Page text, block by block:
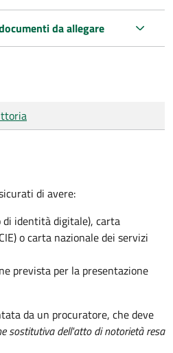
da allegare
di avere:
di identità digitale), carta
o carta nazionale dei servizi
prevista per la presentazione
da un procuratore, che deve
sostitutiva dell'atto di notorietà resa